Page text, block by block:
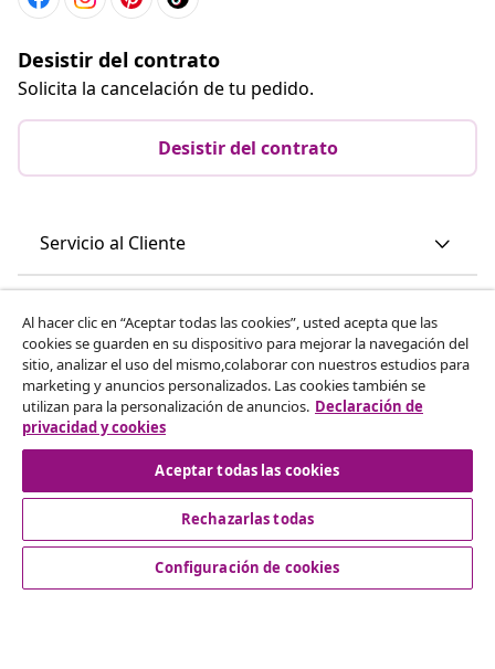
Desistir del contrato
Solicita la cancelación de tu pedido.
Desistir del contrato
Servicio al Cliente
vidaXL
Descubre mas
Al hacer clic en “Aceptar todas las cookies”, usted acepta que las
cookies se guarden en su dispositivo para mejorar la navegación del
sitio, analizar el uso del mismo,colaborar con nuestros estudios para
marketing y anuncios personalizados. Las cookies también se
utilizan para la personalización de anuncios. Declaración de
privacidad y cookies
Aceptar todas las cookies
Rechazarlas todas
Configuración de cookies